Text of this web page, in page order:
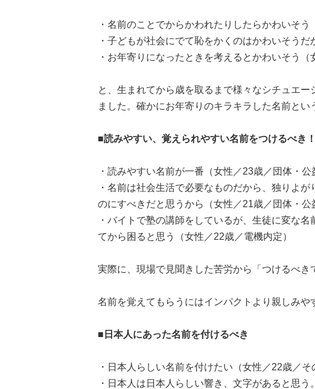
・名前のことでからかわれたりしたらかわいそう
・子どもが社会にでて恥をかくのはかわいそう
・お年寄りになったときを考えるとかわいそう（
と、生まれてから歳を取るまで様々なシチュエ
ました。確かにお年寄りのキラキラした名前とい
■読みやすい、覚えられやすい名前をつけるべき！
・読みやすい名前が一番（女性／23歳／団体・公
・名前は社会生活で必要なものだから、独りよ
のにすべきだと思うから（女性／21歳／団体・公
・バイトで塾の講師をしているが、生徒に変な
てから困ると思う（女性／22歳／電機内定）
実際に、現場で見聞きした苦労から「つけるべき
名前を覚えてもらうにはインパクトより親しみや
■日本人にあった名前を付けるべき
・日本人らしい名前を付けたい（女性／22歳／そ
・日本人は日本人らしい響き、文字があると思